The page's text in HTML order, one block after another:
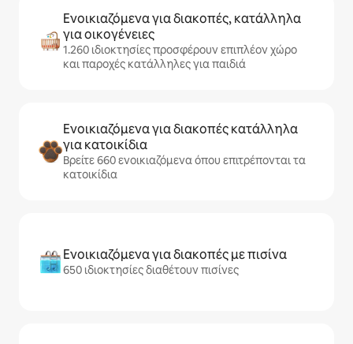
Ενοικιαζόμενα για διακοπές, κατάλληλα
για οικογένειες
1.260 ιδιοκτησίες προσφέρουν επιπλέον χώρο
και παροχές κατάλληλες για παιδιά
Ενοικιαζόμενα για διακοπές κατάλληλα
για κατοικίδια
Βρείτε 660 ενοικιαζόμενα όπου επιτρέπονται τα
κατοικίδια
Ενοικιαζόμενα για διακοπές με πισίνα
650 ιδιοκτησίες διαθέτουν πισίνες